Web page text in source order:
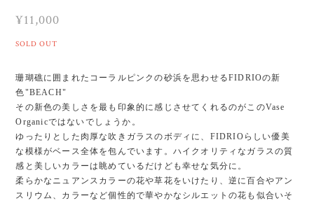
¥11,000
SOLD OUT
珊瑚礁に囲まれたコーラルピンクの砂浜を思わせるFIDRIOの新
色"BEACH"
その新色の美しさを最も印象的に感じさせてくれるのがこのVase
Organicではないでしょうか。
ゆったりとした肉厚な吹きガラスのボディに、FIDRIOらしい優美
な模様がベース全体を包んでいます。ハイクオリティなガラスの質
感と美しいカラーは眺めているだけども幸せな気分に。
柔らかなニュアンスカラーの花や草花をいけたり、逆に百合やアン
スリウム、カラーなど個性的で華やかなシルエットの花も似合いそ